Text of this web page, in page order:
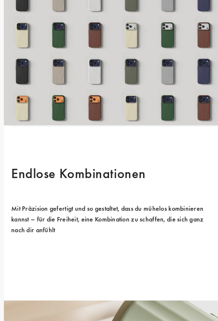
Endlose Kombinationen
Mit Präzision gefertigt und so gestaltet, dass du mühelos kombinieren
kannst – für die Freiheit, eine Kombination zu schaffen, die sich ganz
nach dir anfühlt